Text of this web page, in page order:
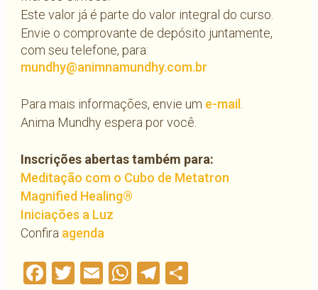
Este valor já é parte do valor integral do curso.
Envie o comprovante de depósito juntamente,
com seu telefone, para:
mundhy@animnamundhy.com.br
Para mais informações, envie um e-mail.
Anima Mundhy espera por você.
Inscrições abertas também para:
Meditação com o Cubo de Metatron
Magnified Healing®
Iniciações a Luz
Confira agenda
Facebook
Twitter
EmailWhatsApp
Telegram